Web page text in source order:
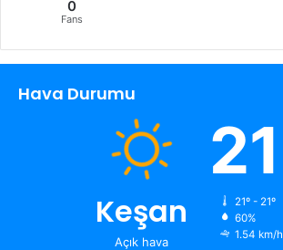
0
Fans
Hava Durumu
Keşan
Açık hava
21
21º - 21º
60%
1.54 km/h